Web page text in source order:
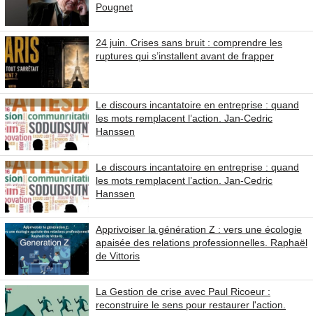
Pougnet
24 juin. Crises sans bruit : comprendre les
ruptures qui s’installent avant de frapper
Le discours incantatoire en entreprise : quand
les mots remplacent l’action. Jan-Cedric
Hanssen
Le discours incantatoire en entreprise : quand
les mots remplacent l’action. Jan-Cedric
Hanssen
Apprivoiser la génération Z : vers une écologie
apaisée des relations professionnelles. Raphaël
de Vittoris
La Gestion de crise avec Paul Ricoeur :
reconstruire le sens pour restaurer l'action.